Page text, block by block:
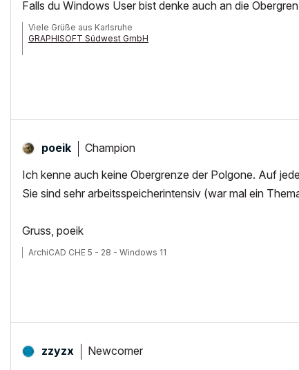
Falls du Windows User bist denke auch an die
Viele Grüße aus Karlsruhe
GRAPHISOFT Südwest GmbH
poeik Champion
Ich kenne auch keine Obergrenze der Polgone. Auf
Sie sind sehr arbeitsspeicherintensiv (war mal ein
Gruss, poeik
ArchiCAD CHE 5 - 28 - Windows 11
zzyzx Newcomer